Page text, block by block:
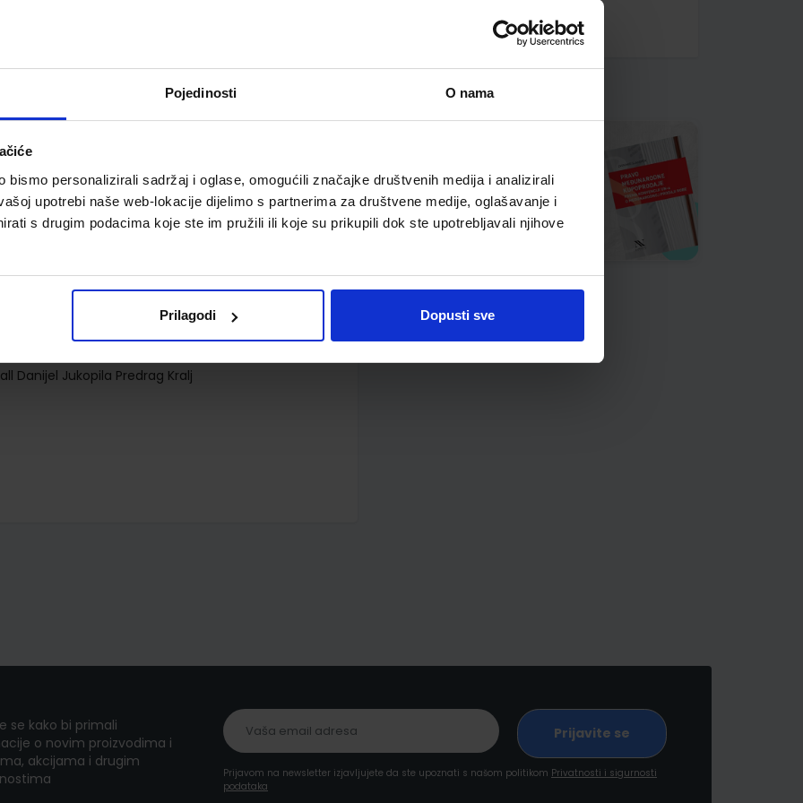
Pojedinosti O nama
bismo personalizirali sadržaj i oglase, omogućili značajke društvenih medija i analizirali
upotrebi naše web-lokacije dijelimo s partnerima za društvene medije, oglašavanje i
s drugim podacima koje ste im pružili ili koje su prikupili dok ste upotrebljavali njihove
Prilagodi Dopusti sve
sadržajima u trećem razredu gimnazija i
Danijel Jukopila Predrag Kralj
se kako bi primali
o novim proizvodima i
akcijama i drugim
Prijavom na newsletter izjavljujete da ste upoznati s našom politikom Privatnosti i sigurnosti
podataka